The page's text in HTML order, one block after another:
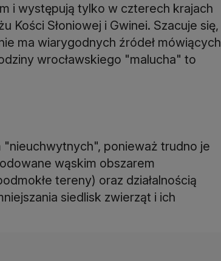
i występują tylko w czterech krajach
Kości Słoniowej i Gwinei. Szacuje się,
ma wiarygodnych źródeł mówiących
wrocławskiego "malucha" to
ponieważ trudno je
wąskim obszarem
tereny) oraz działalnością
siedlisk zwierząt i ich